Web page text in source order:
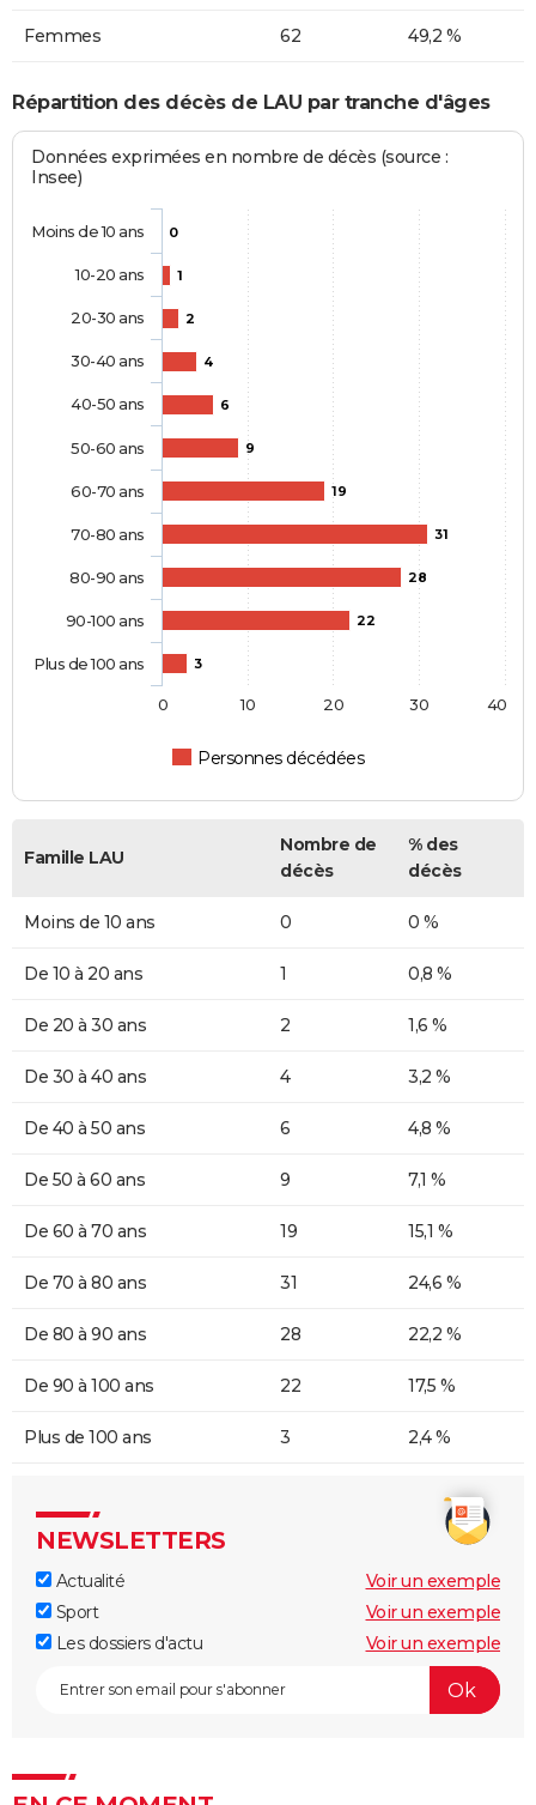
Femmes 62 49,2 %
Répartition des décès de LAU par tranche d'âges
Données exprimées en nombre de décès (source :
Insee)
0
1
2
4
6
9
19
31
28
22
3
Personnes décédées
Moins de 10 ans
10-20 ans
20-30 ans
30-40 ans
40-50 ans
50-60 ans
60-70 ans
70-80 ans
80-90 ans
90-100 ans
Plus de 100 ans
0 10 20 30 40
Famille LAU
Nombre de
décès
% des
décès
Moins de 10 ans 0 0 %
De 10 à 20 ans 1 0,8 %
De 20 à 30 ans 2 1,6 %
De 30 à 40 ans 4 3,2 %
De 40 à 50 ans 6 4,8 %
De 50 à 60 ans 9 7,1 %
De 60 à 70 ans 19 15,1 %
De 70 à 80 ans 31 24,6 %
De 80 à 90 ans 28 22,2 %
De 90 à 100 ans 22 17,5 %
Plus de 100 ans 3 2,4 %
NEWSLETTERS
Actualité
Voir un exemple
Sport
Voir un exemple
Les dossiers d'actu
Voir un exemple